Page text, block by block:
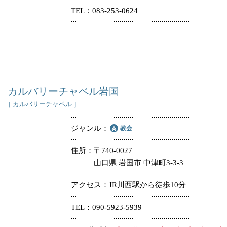
TEL 083-253-0624
カルバリーチャペル岩国
［ カルバリーチャペル ］
ジャンル 教会
住所
〒740-0027
山口県 岩国市 中津町3-3-3
アクセス JR川西駅から徒歩10分
TEL 090-5923-5939